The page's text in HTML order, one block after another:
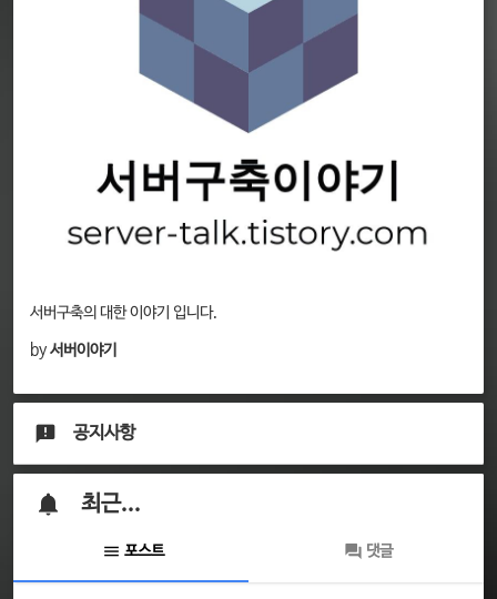
서버구축의 대한 이야기 입니다.
by서버이야기
공지사항
최근...
포스트 댓글